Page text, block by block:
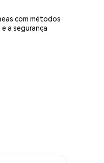
com métodos
a segurança